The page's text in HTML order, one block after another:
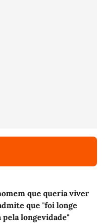
que queria viver
que "foi longe
pela longevidade"